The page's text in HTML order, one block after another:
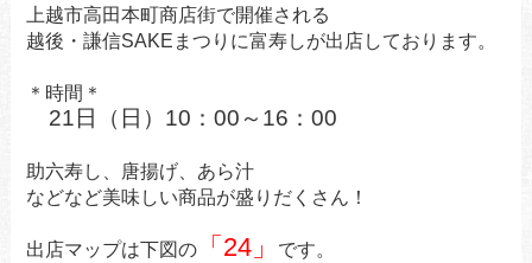
上越市高田本町商店街で開催される
越後・謙信SAKEまつりに富寿しが出店しております。
＊時間＊
21日（日）10：00～16：00
助六寿し、唐揚げ、あら汁
などなど美味しい商品が盛りだくさん！
出店マップは下図の「24」
です。